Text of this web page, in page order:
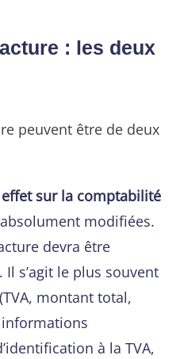
: les deux
peuvent être de deux
sur la comptabilité
modifiées.
devra être
s’agit le plus souvent
montant total,
informations
à la TVA,